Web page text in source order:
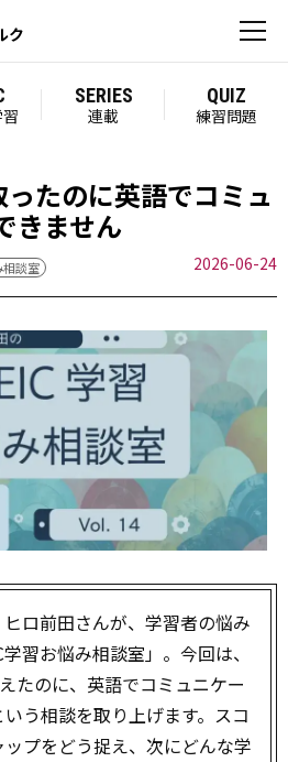
ク
SERIES
連載
QUIZ
練習問題
たのに英語でコミュ
きません
相談室 2026-06-24
ロ前田さんが、学習者の悩み
習お悩み相談室」。今回は、
たのに、英語でコミュニケー
う相談を取り上げます。スコ
プをどう捉え、次にどんな学